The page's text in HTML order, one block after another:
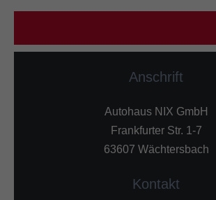
Anschrift
Autohaus NIX GmbH
Frankfurter Str. 1-7
63607 Wächtersbach
Kontakt